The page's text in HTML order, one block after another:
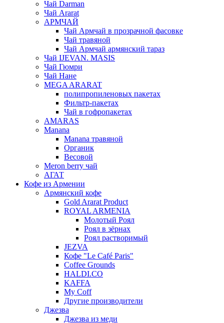
Чай Darman
Чай Ararat
АРМЧАЙ
Чай Армчай в прозрачной фасовке
Чай травяной
Чай Армчай армянский тараз
Чай IJEVAN. MASIS
Чай Гюмри
Чай Нане
MEGA ARARAT
полипропиленовых пакетах
Фильтр-пакетах
Чай в гофропакетах
AMARAS
Manana
Manana травяной
Органик
Весовой
Meron berry чай
АГАТ
Кофе из Армении
Армянский кофе
Gold Ararat Product
ROYAL ARMENIA
Молотый Роял
Роял в зёрнах
Роял растворимый
JEZVA
Кофе "Le Café Paris"
Coffee Grounds
HALDI.CO
KAFFA
My Coff
Другие производители
Джезва
Джезва из меди